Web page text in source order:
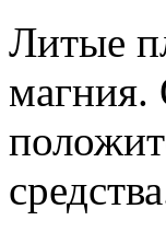
Литые
магния.